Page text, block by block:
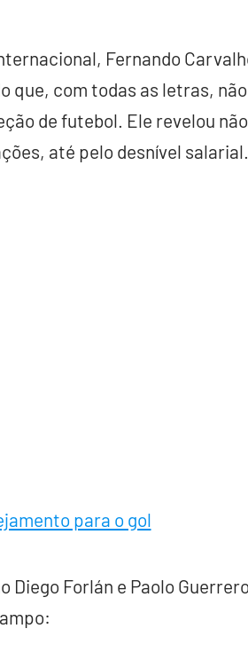
Fernando
que, com todas as letras,
de futebol. Ele revelou
até pelo desnível salarial.
para o gol
Forlán e Paolo